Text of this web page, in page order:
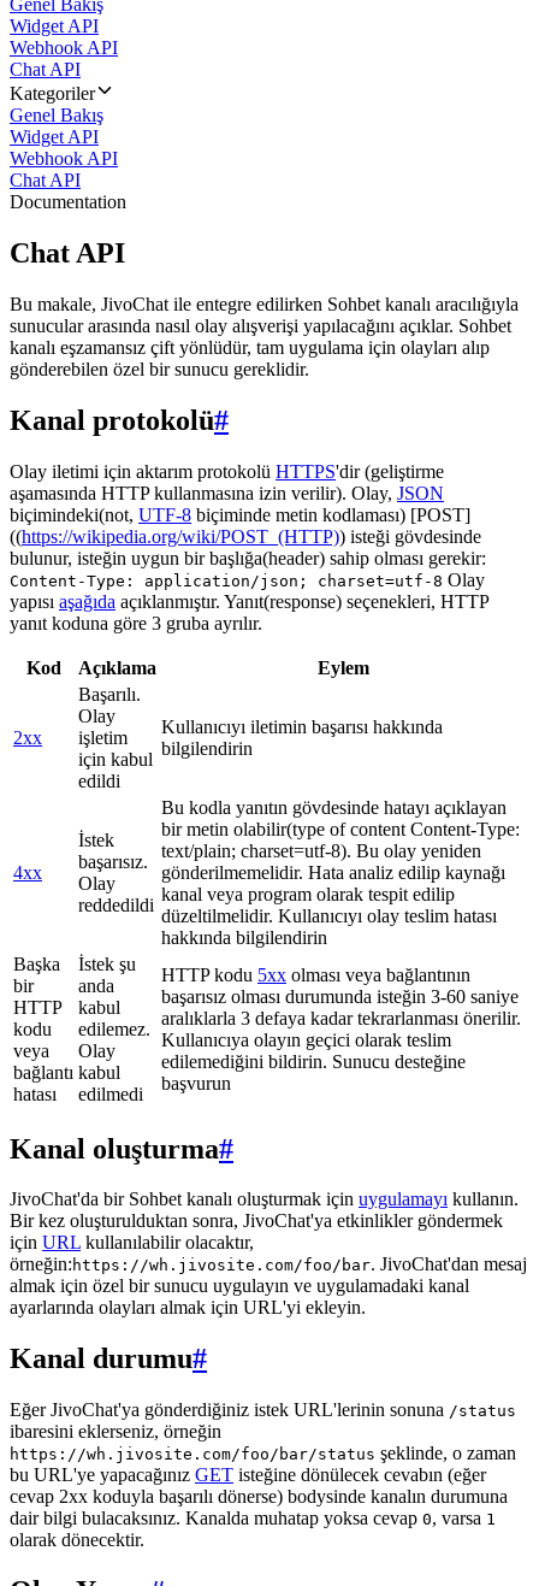
Genel Bakış
Widget API
Webhook API
Chat API
Kategoriler
Genel Bakış
Widget API
Webhook API
Chat API
Documentation
Chat API
Bu makale, JivoChat ile entegre edilirken Sohbet kanalı aracılığıyla
sunucular arasında nasıl olay alışverişi yapılacağını açıklar. Sohbet
kanalı eşzamansız çift yönlüdür, tam uygulama için olayları alıp
gönderebilen özel bir sunucu gereklidir.
Kanal protokolü#
Olay iletimi için aktarım protokolü HTTPS'dir (geliştirme
aşamasında HTTP kullanmasına izin verilir). Olay, JSON
biçimindeki(not, UTF-8 biçiminde metin kodlaması) [POST]
((https://wikipedia.org/wiki/POST_(HTTP)) isteği gövdesinde
bulunur, isteğin uygun bir başlığa(header) sahip olması gerekir:
Content-Type: application/json; charset=utf-8 Olay
yapısı aşağıda açıklanmıştır. Yanıt(response) seçenekleri, HTTP
yanıt koduna göre 3 gruba ayrılır.
Kod Açıklama Eylem
2xx
Başarılı.
Olay
işletim
için kabul
edildi
Kullanıcıyı iletimin başarısı hakkında
bilgilendirin
4xx
İstek
başarısız.
Olay
reddedildi
Bu kodla yanıtın gövdesinde hatayı açıklayan
bir metin olabilir(type of content Content-Type:
text/plain; charset=utf-8). Bu olay yeniden
gönderilmemelidir. Hata analiz edilip kaynağı
kanal veya program olarak tespit edilip
düzeltilmelidir. Kullanıcıyı olay teslim hatası
hakkında bilgilendirin
Başka
bir
HTTP
kodu
veya
bağlantı
hatası
İstek şu
anda
kabul
edilemez.
Olay
kabul
edilmedi
HTTP kodu 5xx olması veya bağlantının
başarısız olması durumunda isteğin 3-60 saniye
aralıklarla 3 defaya kadar tekrarlanması önerilir.
Kullanıcıya olayın geçici olarak teslim
edilemediğini bildirin. Sunucu desteğine
başvurun
Kanal oluşturma#
JivoChat'da bir Sohbet kanalı oluşturmak için uygulamayı kullanın.
Bir kez oluşturulduktan sonra, JivoChat'ya etkinlikler göndermek
için URL kullanılabilir olacaktır,
örneğin: https://wh.jivosite.com/foo/bar. JivoChat'dan mesaj
almak için özel bir sunucu uygulayın ve uygulamadaki kanal
ayarlarında olayları almak için URL'yi ekleyin.
Kanal durumu#
Eğer JivoChat'ya gönderdiğiniz istek URL'lerinin sonuna /status
ibaresini eklerseniz, örneğin
https://wh.jivosite.com/foo/bar/status şeklinde, o zaman
bu URL'ye yapacağınız GET isteğine dönülecek cevabın (eğer
cevap 2xx koduyla başarılı dönerse) bodysinde kanalın durumuna
dair bilgi bulacaksınız. Kanalda muhatap yoksa cevap 0, varsa 1
olarak dönecektir.